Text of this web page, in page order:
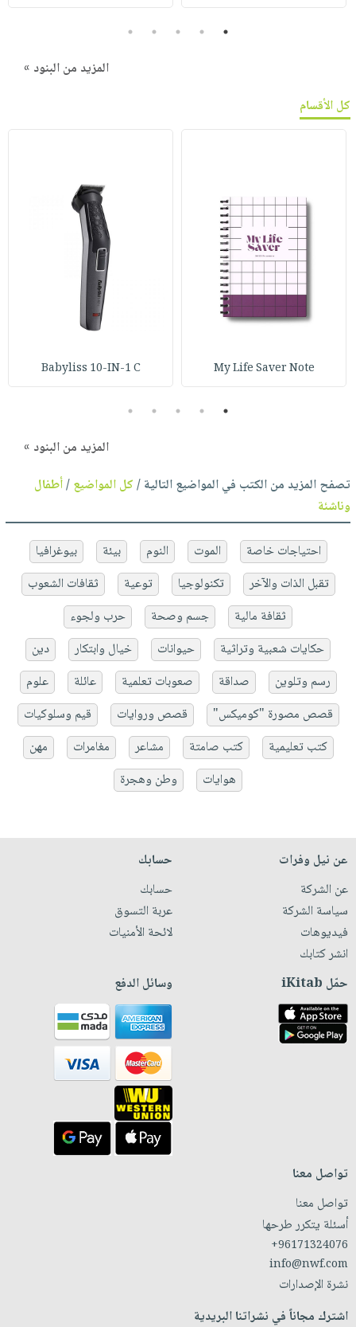
1
2
3
4
5
المزيد من البنود »
كل الأقسام
My Life Saver Note
Babyliss 10-IN-1 C
1
2
3
4
5
المزيد من البنود »
تصفح المزيد من الكتب في المواضيع التالية /كل المواضيع/أطفال
وناشئة
احتياجات خاصة الموت النوم بيئة
بيوغرافيا
تقبل الذات والآخر
تكنولوجيا توعية
ثقافات الشعوب
ثقافة مالية
جسم وصحة
حرب ولجوء
حكايات شعبية وتراثية
حيوانات خيال وابتكار
دين
رسم وتلوين
صداقة صعوبات تعلمية عائلة
علوم
قصص مصورة "كوميكس"
قصص وروايات
قيم وسلوكيات
كتب تعليمية
كتب صامتة مشاعر مغامرات
مهن
هوايات
وطن وهجرة
عن نيل وفرات
عن الشركة
سياسة الشركة
فيديوهات
انشر كتابك
حسابك
حسابك
عربة التسوق
لائحة الأمنيات
حمّل iKitab وسائل الدفع
تواصل معنا
تواصل معنا
أسئلة يتكرر طرحها
+96171324076
info@nwf.com
نشرة الإصدارات
اشترك مجاناً في نشراتنا البريدية